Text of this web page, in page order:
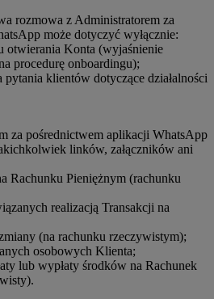
rozmowa z Administratorem za
może dotyczyć wyłącznie:
otwierania Konta (wyjaśnienie
procedurę onboardingu);
klientów dotyczące działalności
za pośrednictwem aplikacji WhatsApp
linków, załączników ani
Rachunku Pieniężnym (rachunku
realizacją Transakcji na
(na rachunku rzeczywistym);
osobowych Klienta;
lub wypłaty środków na Rachunek